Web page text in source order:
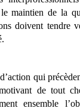
maintien de la
doivent tendre
qui
de tout
ensemble